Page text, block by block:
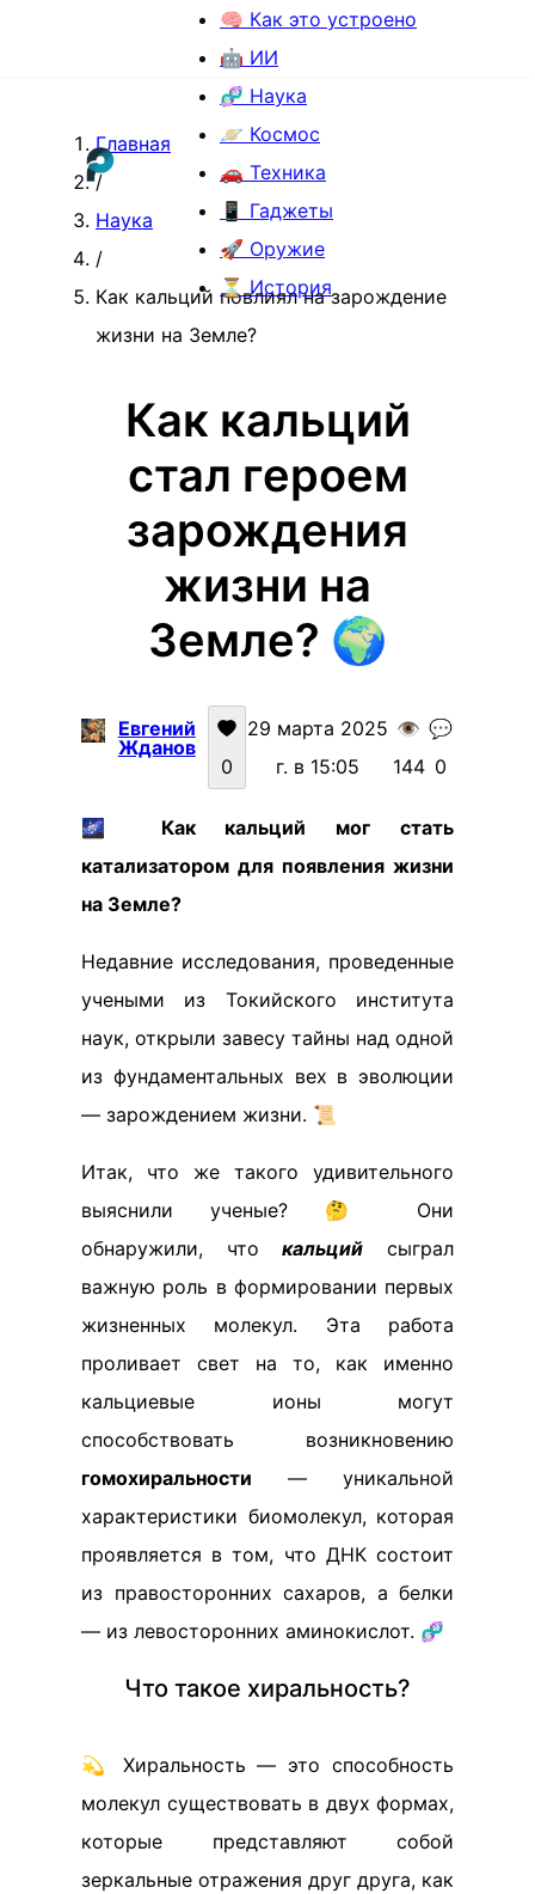
🧠 Как это устроено
🤖 ИИ
🧬 Наука
🪐 Космос
🚗 Техника
📱 Гаджеты
🚀 Оружие
⏳ История
Главная
/
Наука
/
Как кальций повлиял на зарождение
жизни на Земле?
Как кальций
стал героем
зарождения
жизни на
Земле? 🌍
Евгений
Жданов
0
29 марта 2025
г. в 15:05
👁️
144
💬
0
🌌 Как кальций мог стать
катализатором для появления жизни
на Земле?
Недавние исследования, проведенные
учеными из Токийского института
наук, открыли завесу тайны над одной
из фундаментальных вех в эволюции
— зарождением жизни. 📜
Итак, что же такого удивительного
выяснили ученые? 🤔 Они
обнаружили, чтокальций сыграл
важную роль в формировании первых
жизненных молекул. Эта работа
проливает свет на то, как именно
кальциевые ионы могут
способствовать возникновению
гомохиральности — уникальной
характеристики биомолекул, которая
проявляется в том, что ДНК состоит
из правосторонних сахаров, а белки
— из левосторонних аминокислот. 🧬
Что такое хиральность?
💫 Хиральность — это способность
молекул существовать в двух формах,
которые представляют собой
зеркальные отражения друг друга, как